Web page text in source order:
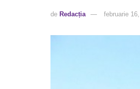
de Redacția februarie